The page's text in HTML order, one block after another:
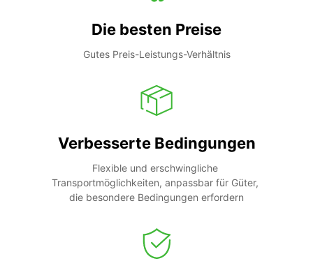
Die besten Preise
Gutes Preis-Leistungs-Verhältnis
Verbesserte Bedingungen
Flexible und erschwingliche
Transportmöglichkeiten, anpassbar für Güter,
die besondere Bedingungen erfordern